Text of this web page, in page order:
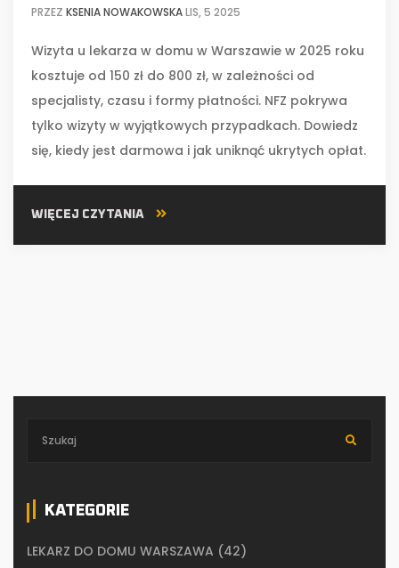
PRZEZ KSENIA NOWAKOWSKALIS, 5 2025
Wizyta u lekarza w domu w Warszawie w 2025 roku
kosztuje od 150 zł do 800 zł, w zależności od
specjalisty, czasu i formy płatności. NFZ pokrywa
tylko wizyty w wyjątkowych przypadkach. Dowiedz
się, kiedy jest darmowa i jak uniknąć ukrytych opłat.
WIĘCEJ CZYTANIA
KATEGORIE
LEKARZ DO DOMU WARSZAWA (42)